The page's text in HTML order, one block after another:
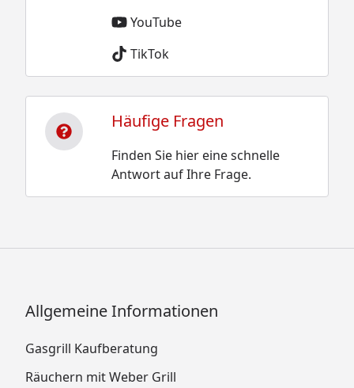
YouTube
TikTok
Häufige Fragen
Finden Sie hier eine schnelle
Antwort auf Ihre Frage.
Allgemeine Informationen
Gasgrill Kaufberatung
Räuchern mit Weber Grill